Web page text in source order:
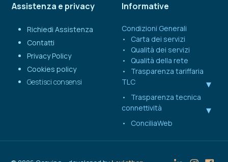
Assistenza e privacy
Richiedi Assistenza
Contatti
Privacy Policy
Cookies policy
Gestisci consensi
Informative
Condizioni Generali
Carta dei servizi
Qualità dei servizi
Qualità della rete
Trasparenza tariffaria
TLC
Trasparenza tecnica
connettività
ConciliaWeb